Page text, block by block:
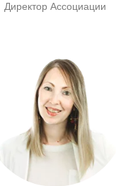
Директор Ассоциации